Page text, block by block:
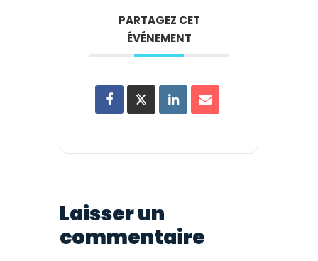
PARTAGEZ CET
ÉVÉNEMENT
Laisser un
commentaire